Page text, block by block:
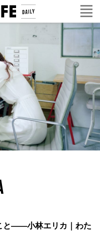
と——小林エリカ｜わた